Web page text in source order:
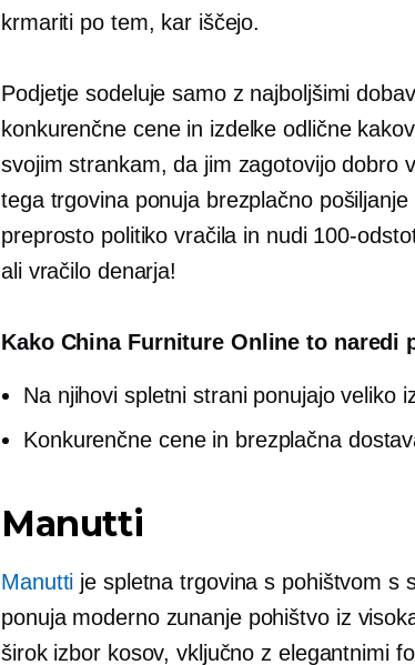
krmariti po tem, kar iščejo.
Podjetje sodeluje samo z najboljšimi
konkurenčne cene in izdelke odlične
svojim strankam, da jim zagotovijo dobro
tega trgovina ponuja brezplačno
preprosto politiko vračila in nudi 100-
ali vračilo denarja!
Kako China Furniture Online to naredi
Na njihovi spletni strani ponujajo veliko
Konkurenčne cene in brezplačna
Manutti
Manutti je spletna trgovina s pohištvom s
ponuja moderno zunanje pohištvo iz
širok izbor kosov, vključno z elegantnimi